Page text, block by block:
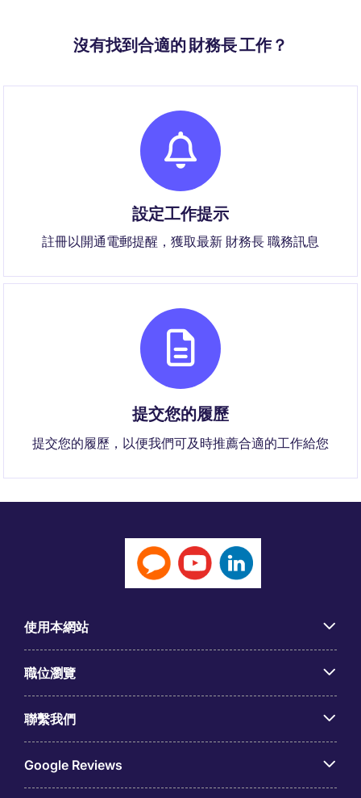
沒有找到合適的 財務長 工作？
設定工作提示
註冊以開通電郵提醒，獲取最新 財務長 職務訊息
提交您的履歷
提交您的履歷，以便我們可及時推薦合適的工作給您
使用本網站
職位瀏覽
聯繫我們
Google Reviews